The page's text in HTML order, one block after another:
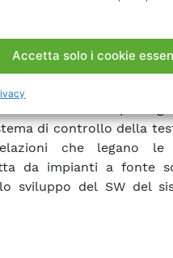
Accetta solo i cookie
delle serie
da utilizzare per
previsionali e le
dell’accuratezza delle
di controllo della
che legano le
da impianti a fonte
sviluppo del SW del